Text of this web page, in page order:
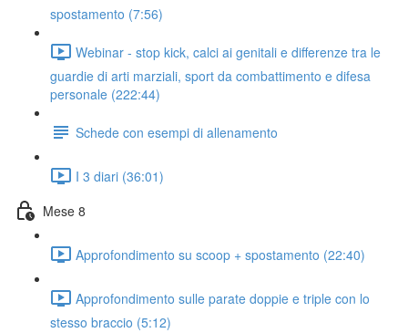
spostamento (7:56)
Webinar - stop kick, calci ai genitali e differenze tra le
guardie di arti marziali, sport da combattimento e difesa
personale (222:44)
Schede con esempi di allenamento
I 3 diari (36:01)
Mese 8
Approfondimento su scoop + spostamento (22:40)
Approfondimento sulle parate doppie e triple con lo
stesso braccio (5:12)